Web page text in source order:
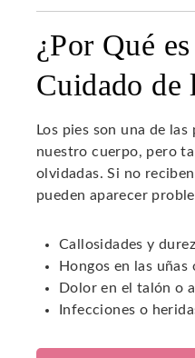
¿Por Qué
Cuidado de
Los pies son una de
nuestro cuerpo, pero
olvidadas. Si no
pueden aparecer
Callosidades y
Hongos en las
Dolor en el talón o
Infecciones o